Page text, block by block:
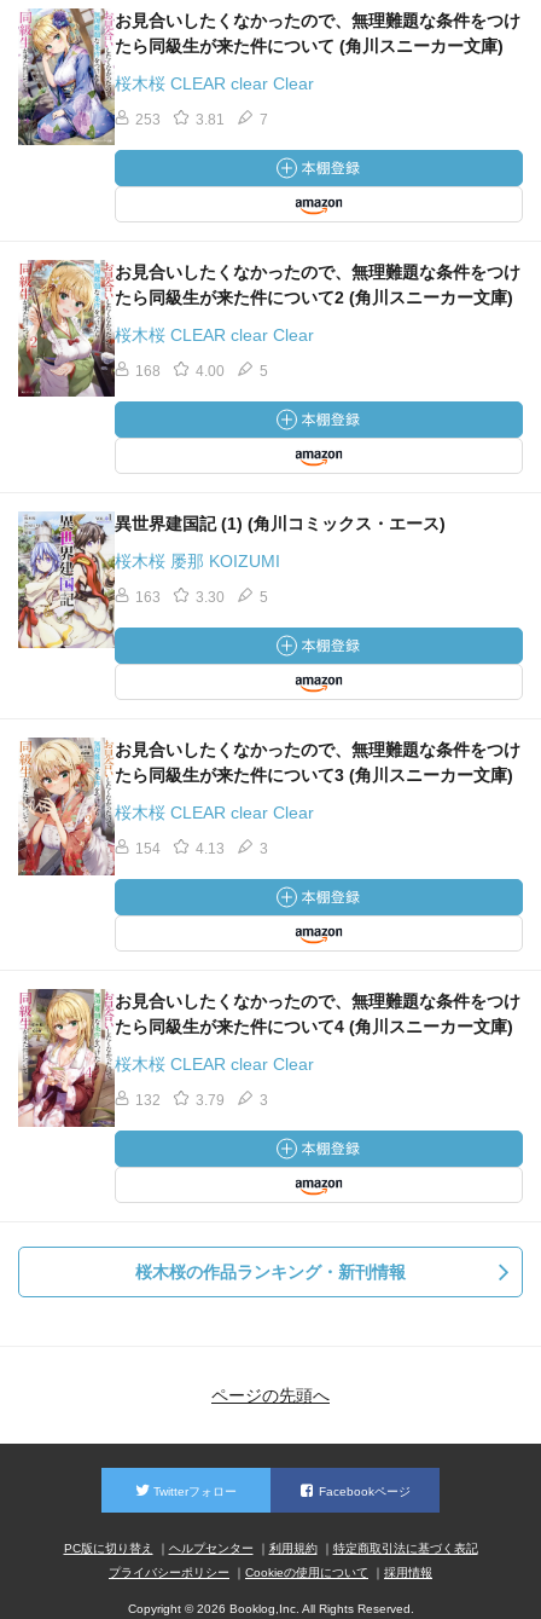
お見合いしたくなかったので、無理難題な条件をつけ
たら同級生が来た件について (角川スニーカー文庫)
桜木桜 CLEAR clear Clear
253 3.81 7
お見合いしたくなかったので、無理難題な条件をつけ
たら同級生が来た件について2 (角川スニーカー文庫)
桜木桜 CLEAR clear Clear
168 4.00 5
異世界建国記 (1) (角川コミックス・エース)
桜木桜 屡那 KOIZUMI
163 3.30 5
お見合いしたくなかったので、無理難題な条件をつけ
たら同級生が来た件について3 (角川スニーカー文庫)
桜木桜 CLEAR clear Clear
154 4.13 3
お見合いしたくなかったので、無理難題な条件をつけ
たら同級生が来た件について4 (角川スニーカー文庫)
桜木桜 CLEAR clear Clear
132 3.79 3
桜木桜の作品ランキング・新刊情報
ページの先頭へ
Twitterフォロー Facebookページ
PC版に切り替え ヘルプセンター 利用規約
特定商取引法に基づく表記
プライバシーポリシー
Cookieの使用について 採用情報
Copyright © 2026 Booklog,Inc. All Rights Reserved.